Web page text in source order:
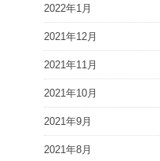
2022年1月
2021年12月
2021年11月
2021年10月
2021年9月
2021年8月